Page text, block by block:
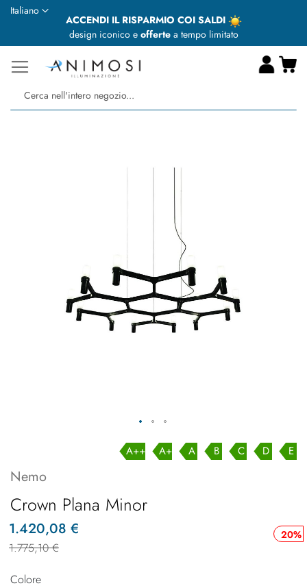
ACCENDI IL RISPARMIO COI SALDI
design iconico e offertea tempo limitato
Lingua
Italiano
A++ A+ A B C D E
Nemo
Crown Plana Minor
20%
1.420,08 €
1.775,10 €
Colore